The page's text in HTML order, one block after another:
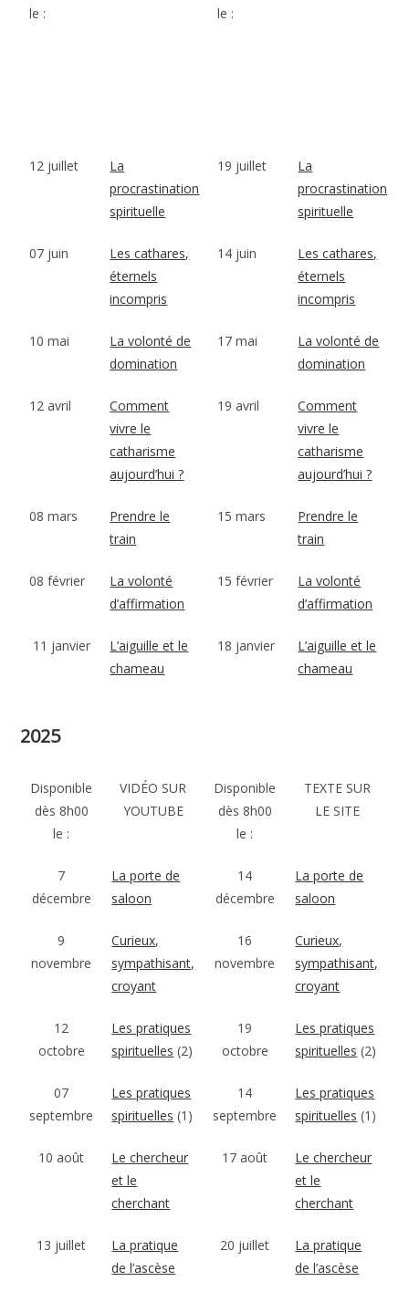
le :
le :
12 juillet
La
procrastination
spirituelle
19 juillet
La
procrastination
spirituelle
07 juin
Les cathares,
éternels
incompris
14 juin
Les cathares,
éternels
incompris
10 mai
La volonté de
domination
17 mai
La volonté de
domination
12 avril
Comment
vivre le
catharisme
aujourd’hui ?
19 avril
Comment
vivre le
catharisme
aujourd’hui ?
08 mars
Prendre le
train
15 mars
Prendre le
train
08 février
La volonté
d’affirmation
15 février
La volonté
d’affirmation
11 janvier
L’aiguille et le
chameau
18 janvier
L’aiguille et le
chameau
2025
Disponible
dès 8h00
le :
VIDÉO SUR
YOUTUBE
Disponible
dès 8h00
le :
TEXTE SUR
LE SITE
7
décembre
La porte de
saloon
14
décembre
La porte de
saloon
9
novembre
Curieux,
sympathisant,
croyant
16
novembre
Curieux,
sympathisant,
croyant
12
octobre
Les pratiques
spirituelles (2)
19
octobre
Les pratiques
spirituelles (2)
07
septembre
Les pratiques
spirituelles (1)
14
septembre
Les pratiques
spirituelles (1)
10 août
Le chercheur
et le
cherchant
17 août
Le chercheur
et le
cherchant
13 juillet
La pratique
de l’ascèse
20 juillet
La pratique
de l’ascèse